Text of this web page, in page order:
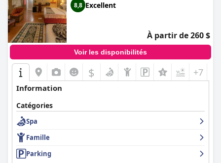
8,8 Excellent
À partir de 260 $
Voir les disponibilités
$ +7
Information
Catégories
Spa
Famille
Parking